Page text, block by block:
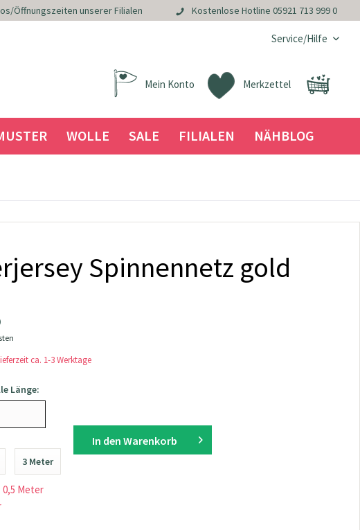
Öffnungszeiten unserer Filialen Kostenlose Hotline 05921 713 999 0
Service/Hilfe
Merkzettel
Mein Konto
WOLLE SALE FILIALEN NÄHBLOG
Spinnennetz gold
ca. 1-3 Werktage
Länge:
3 Meter
Meter
In den Warenkorb